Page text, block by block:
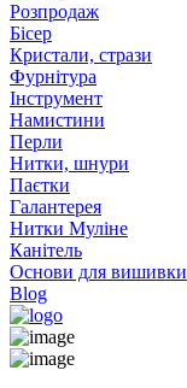
Розпродаж
Бісер
Кристали, стрази
Фурнітура
Інструмент
Намистини
Перли
Нитки, шнури
Паєтки
Галантерея
Нитки Муліне
Канітель
Основи для вишивки
Blog